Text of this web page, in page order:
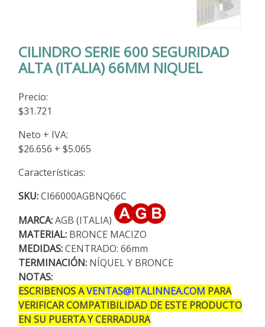
CILINDRO SERIE 600 SEGURIDAD
ALTA (ITALIA) 66MM NIQUEL
Precio:
$31.721
Neto + IVA:
$26.656 + $5.065
Características:
SKU:CI66000AGBNQ66C
MARCA:AGB (ITALIA)
MATERIAL: BRONCE MACIZO
MEDIDAS:CENTRADO: 66mm
TERMINACIÓN: NÍQUEL Y BRONCE
NOTAS:
ESCRIBENOS AVENTAS@ITALINNEA.COM PARA
VERIFICAR COMPATIBILIDAD DE ESTE PRODUCTO
EN SU PUERTA Y CERRADURA